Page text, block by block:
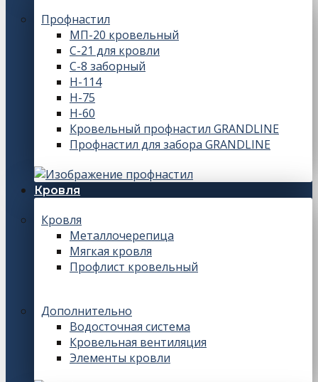
Профнастил
МП-20 кровельный
С-21 для кровли
С-8 заборный
Н-114
Н-75
Н-60
Кровельный профнастил GRANDLINE
Профнастил для забора GRANDLINE
Кровля
Кровля
Металлочерепица
Мягкая кровля
Профлист кровельный
Дополнительно
Водосточная система
Кровельная вентиляция
Элементы кровли